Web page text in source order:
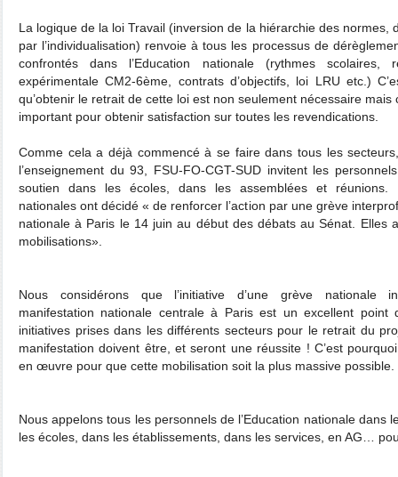
La logique de la loi Travail (inversion de la hiérarchie des normes,
par l’individualisation) renvoie à tous les processus de
confrontés dans l’Education nationale (rythmes scolaires,
expérimentale CM2-6ème, contrats d’objectifs, loi LRU etc.)
qu’obtenir le retrait de cette loi est non seulement nécessaire mais
important pour obtenir satisfaction sur toutes les revendications.
Comme cela a déjà commencé à se faire dans tous les
l’enseignement du 93, FSU-FO-CGT-SUD invitent les
soutien dans les écoles, dans les assemblées et réunions.
nationales ont décidé « de renforcer l’action par une grève
nationale à Paris le 14 juin au début des débats au Sénat. Elles
mobilisations».
Nous considérons que l’initiative d’une grève nationale
manifestation nationale centrale à Paris est un excellent point
initiatives prises dans les différents secteurs pour le retrait du
manifestation doivent être, et seront une réussite ! C’est
en œuvre pour que cette mobilisation soit la plus massive possible.
Nous appelons tous les personnels de l’Education nationale dans
les écoles, dans les établissements, dans les services, en AG…